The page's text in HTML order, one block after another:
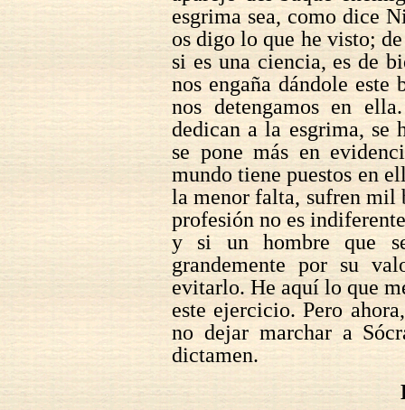
esgrima sea, como dice
os digo lo que he visto;
si es una ciencia, es de
nos engaña dándole este
nos detengamos en
dedican a la esgrima, se
se pone más en
mundo tiene puestos en
la menor falta, sufren mil
profesión no es
y si un hombre que
grandemente por su
evitarlo. He aquí lo que
este ejercicio. Pero
no dejar marchar a
dictamen.